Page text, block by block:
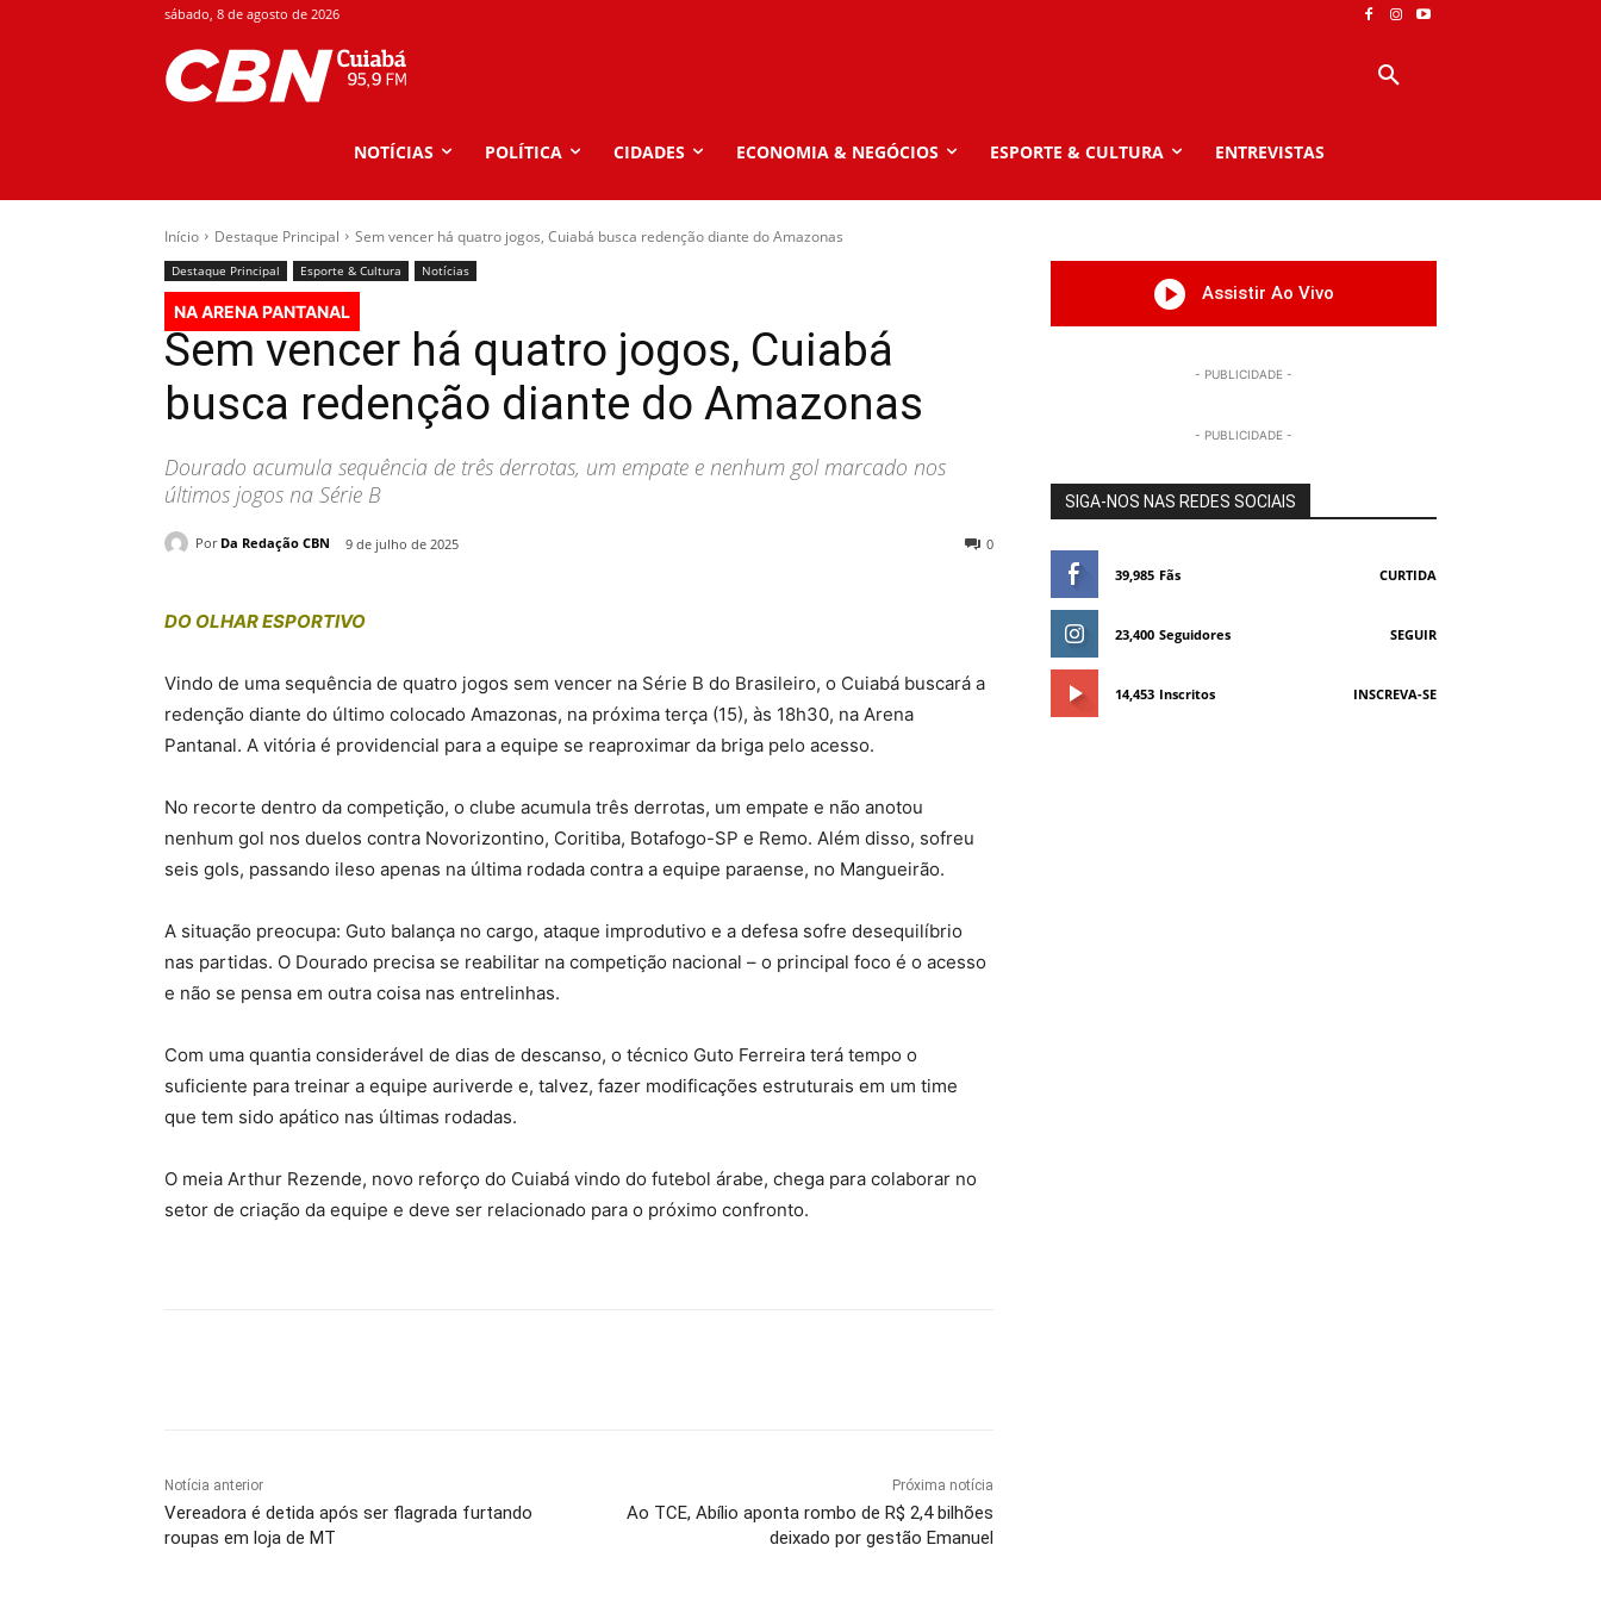
sábado, 8 de agosto de 2026
NOTÍCIAS POLÍTICA CIDADES ECONOMIA & NEGÓCIOS ESPORTE & CULTURA ENTREVISTAS
Início Destaque Principal Sem vencer há quatro jogos, Cuiabá busca redenção diante do Amazonas
Destaque Principal Esporte & Cultura Notícias
NA ARENA PANTANAL
Sem vencer há quatro jogos, Cuiabá
busca redenção diante do Amazonas
Dourado acumula sequência de três derrotas, um empate e nenhum gol marcado nos
últimos jogos na Série B
Por Da Redação CBN 9 de julho de 2025 0
DO OLHAR ESPORTIVO
Vindo de uma sequência de quatro jogos sem vencer na Série B do Brasileiro, o Cuiabá buscará a
redenção diante do último colocado Amazonas, na próxima terça (15), às 18h30, na Arena
Pantanal. A vitória é providencial para a equipe se reaproximar da briga pelo acesso.
No recorte dentro da competição, o clube acumula três derrotas, um empate e não anotou
nenhum gol nos duelos contra Novorizontino, Coritiba, Botafogo-SP e Remo. Além disso, sofreu
seis gols, passando ileso apenas na última rodada contra a equipe paraense, no Mangueirão.
A situação preocupa: Guto balança no cargo, ataque improdutivo e a defesa sofre desequilíbrio
nas partidas. O Dourado precisa se reabilitar na competição nacional – o principal foco é o acesso
e não se pensa em outra coisa nas entrelinhas.
Com uma quantia considerável de dias de descanso, o técnico Guto Ferreira terá tempo o
suficiente para treinar a equipe auriverde e, talvez, fazer modificações estruturais em um time
que tem sido apático nas últimas rodadas.
O meia Arthur Rezende, novo reforço do Cuiabá vindo do futebol árabe, chega para colaborar no
setor de criação da equipe e deve ser relacionado para o próximo confronto.
Notícia anterior
Vereadora é detida após ser flagrada furtando
roupas em loja de MT
Próxima notícia
Ao TCE, Abílio aponta rombo de R$ 2,4 bilhões
deixado por gestão Emanuel
Assistir Ao Vivo
- PUBLICIDADE -
- PUBLICIDADE -
SIGA-NOS NAS REDES SOCIAIS
39,985 Fãs CURTIDA
23,400 Seguidores SEGUIR
14,453 Inscritos INSCREVA-SE